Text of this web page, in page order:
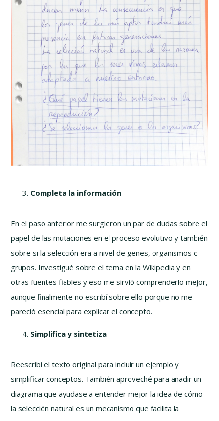
Completa la información
En el paso anterior me surgieron un par de dudas sobre el
papel de las mutaciones en el proceso evolutivo y también
sobre si la selección era a nivel de genes, organismos o
grupos. Investigué sobre el tema en la Wikipedia y en
otras fuentes fiables y eso me sirvió comprenderlo mejor,
aunque finalmente no escribí sobre ello porque no me
pareció esencial para explicar el concepto.
Simplifica y sintetiza
Reescribí el texto original para incluir un ejemplo y
simplificar conceptos. También aproveché para añadir un
diagrama que ayudase a entender mejor la idea de cómo
la selección natural es un mecanismo que facilita la